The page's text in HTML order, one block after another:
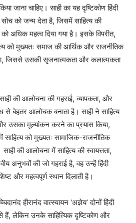
जाना चाहिए। साही का यह दृष्टिकोण हिंदी
को जन्म देता है, जिसमें साहित्य की
अधिक महत्व दिया गया है। इसके विपरीत,
को मुख्यतः समाज की आर्थिक और राजनीतिक
जिससे उसकी सृजनात्मकता और कलात्मकता
की आलोचना की गहराई, व्यापकता, और
से बेहतर आलोचक बनाता है। साही ने साहित्य
उसका मूल्यांकन करने का प्रयास किया,
को मुख्यतः सामाजिक-राजनीतिक
की आलोचना में साहित्य की स्वायत्तता,
अनुभवों की जो गहराई है, वह उन्हें हिंदी
और महत्वपूर्ण स्थान दिलाती है।
हीरानंद वात्स्यायन ‘अज्ञेय’ दोनों हिंदी
हैं, लेकिन उनके साहित्यिक दृष्टिकोण और